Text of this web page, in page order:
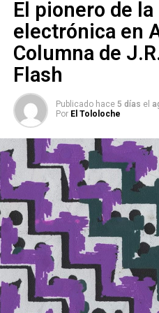
En el marco del Día Mundial
recordarle al polémico
Potosí, con desarrollo en
vallense por su domicilio en
comunicadores han sido
El listado incluye a San Luis
Rodríguez Durán,
radio en Rioverde, fue
junio y sus restos fueron
cerca del municipio tres días
El pionero de
electrónica en
Columna de
Flash
Publicado hace 5 días el
Por El Tololoche